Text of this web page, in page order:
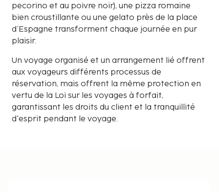
pecorino et au poivre noir), une pizza romaine
bien croustillante ou une gelato près de la place
d’Espagne transforment chaque journée en pur
plaisir.
Un voyage organisé et un arrangement lié offrent
aux voyageurs différents processus de
réservation, mais offrent la même protection en
vertu de la Loi sur les voyages à forfait,
garantissant les droits du client et la tranquillité
d'esprit pendant le voyage.